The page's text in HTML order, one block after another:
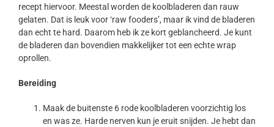
recept hiervoor. Meestal worden de koolbladeren dan rauw
gelaten. Dat is leuk voor ‘raw fooders’, maar ik vind de bladeren
dan echt te hard. Daarom heb ik ze kort geblancheerd. Je kunt
de bladeren dan bovendien makkelijker tot een echte wrap
oprollen.
Bereiding
Maak de buitenste 6 rode koolbladeren voorzichtig los
en was ze. Harde nerven kun je eruit snijden. Je hebt dan